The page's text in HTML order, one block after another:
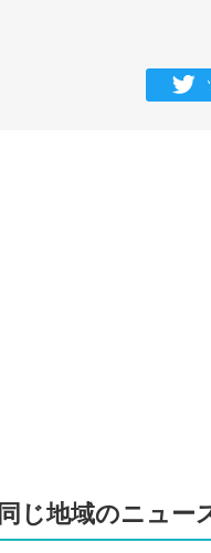
同じ地域のニュー